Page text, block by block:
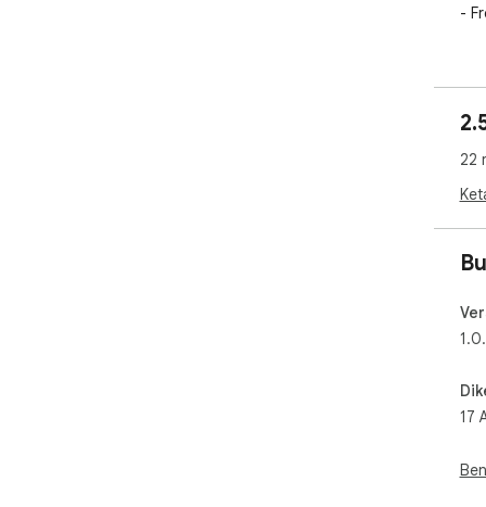
-
-
Inc.
22
17